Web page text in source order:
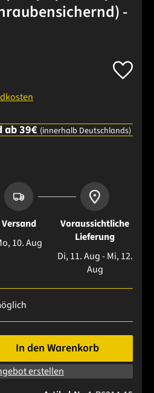
-
ab 39€ (innerhalb Deutschlands)
Versand
10. Aug
Voraussichtliche
Lieferung
Di, 11. Aug - Mi, 12.
Aug
gewünschten Wert ein oder
In den Warenkorb
erstellen